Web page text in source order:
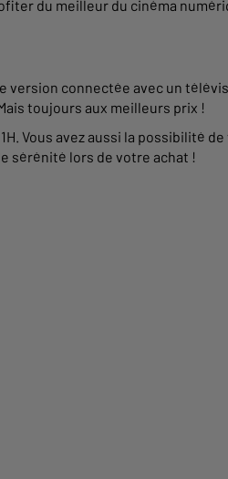
du meilleur du cinéma
connectée avec un
toujours aux meilleurs prix !
Vous avez aussi la possibilité
sérénité lors de votre achat !